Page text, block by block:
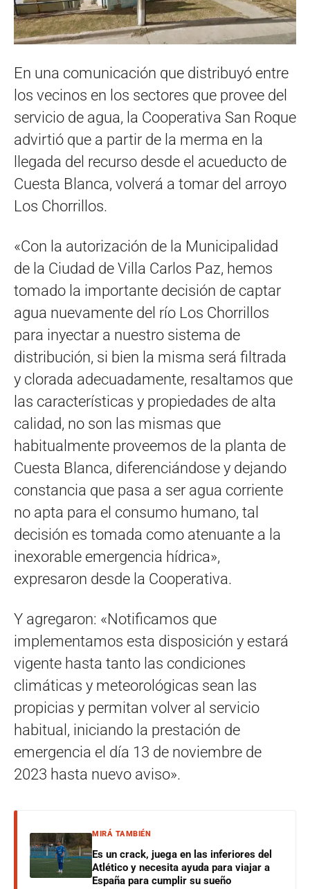
En una comunicación que distribuyó entre
los vecinos en los sectores que provee del
servicio de agua, la Cooperativa San Roque
advirtió que a partir de la merma en la
llegada del recurso desde el acueducto de
Cuesta Blanca, volverá a tomar del arroyo
Los Chorrillos.
«Con la autorización de la Municipalidad
de la Ciudad de Villa Carlos Paz, hemos
tomado la importante decisión de captar
agua nuevamente del río Los Chorrillos
para inyectar a nuestro sistema de
distribución, si bien la misma será filtrada
y clorada adecuadamente, resaltamos que
las características y propiedades de alta
calidad, no son las mismas que
habitualmente proveemos de la planta de
Cuesta Blanca, diferenciándose y dejando
constancia que pasa a ser agua corriente
no apta para el consumo humano, tal
decisión es tomada como atenuante a la
inexorable emergencia hídrica»,
expresaron desde la Cooperativa.
Y agregaron: «Notificamos que
implementamos esta disposición y estará
vigente hasta tanto las condiciones
climáticas y meteorológicas sean las
propicias y permitan volver al servicio
habitual, iniciando la prestación de
emergencia el día 13 de noviembre de
2023 hasta nuevo aviso».
MIRÁ TAMBIÉN
Es un crack, juega en las inferiores del
Atlético y necesita ayuda para viajar a
España para cumplir su sueño